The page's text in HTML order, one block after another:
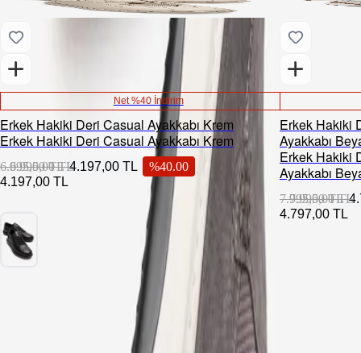
Net %40 İndirim
Erkek Hakiki Deri Casual Ayakkabı Krem
Erkek Hakiki Deri Casual Ayakkabı Krem
6.995,00 TL 4.197,00 TL %40.00
4.197,00 TL
6.995,00 TL
Erkek Hakiki
Ayakkabı
Erkek Hakiki
Ayakkabı
7.995,00 TL
4.797,00 TL
7.995,00 TL